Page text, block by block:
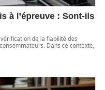
à l’épreuve : Sont-ils
de la fiabilité des
Dans ce contexte,